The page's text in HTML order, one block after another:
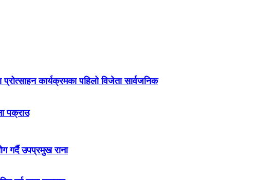
कार्यक्रमका पहिलो विजेता सार्वजनिक
पक्राउ
गर्दै उपप्रमुख राना